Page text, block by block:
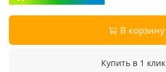
В корзину
Купить в 1 клик